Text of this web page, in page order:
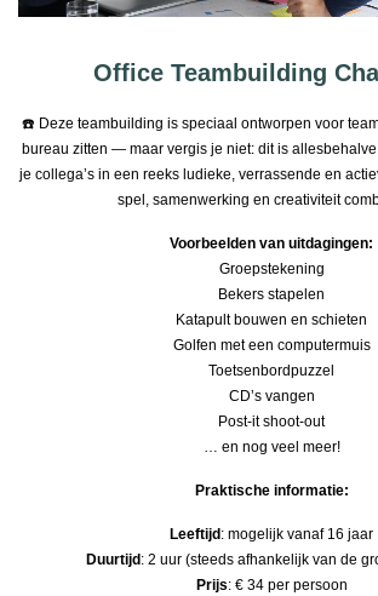
Office Teambuilding
☎️ Deze teambuilding is speciaal ontworpen voor
bureau zitten — maar vergis je niet: dit is allesbehalve
je collega’s in een reeks ludieke, verrassende en
spel, samenwerking en creativiteit
Voorbeelden van uitdagingen:
Groepstekening
Bekers stapelen
Katapult bouwen en schieten
Golfen met een computermuis
Toetsenbordpuzzel
CD’s vangen
Post-it shoot-out
… en nog veel meer!
​Praktische informatie:
Leeftijd : mogelijk vanaf 16 jaar
Duurtijd : 2 uur (steeds afhankelijk van de
Prijs: € 34 per persoon